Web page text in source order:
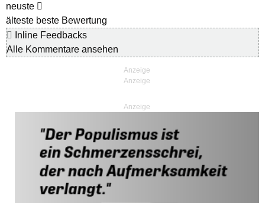
neuste
älteste beste Bewertung
Inline Feedbacks
Alle Kommentare ansehen
Anzeige